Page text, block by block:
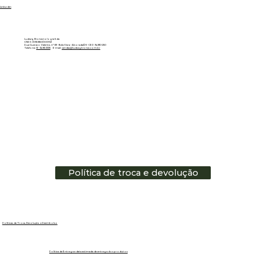
Política de Entrega e data estimada de entrega dos produtos
Políticas de Troca, Devolução e Reembolso
Ludwig Biotecnologia ltda
CNPJ: 01.151.850/0001-53
Rua Gustavo Valente, nº 69 - Bela Vista - Alvorada/RS - CEP: 94810-250
Telefone: 51 - 3483.3335E-mail: vendas@ludwigbiotec.com.br
Linkedin
Política de troca e devolução